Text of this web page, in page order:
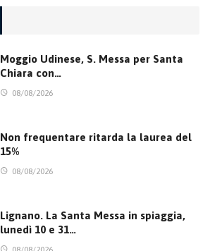
Moggio Udinese, S. Messa per Santa
Chiara con…
08/08/2026
Non frequentare ritarda la laurea del
15%
08/08/2026
Lignano. La Santa Messa in spiaggia,
lunedì 10 e 31…